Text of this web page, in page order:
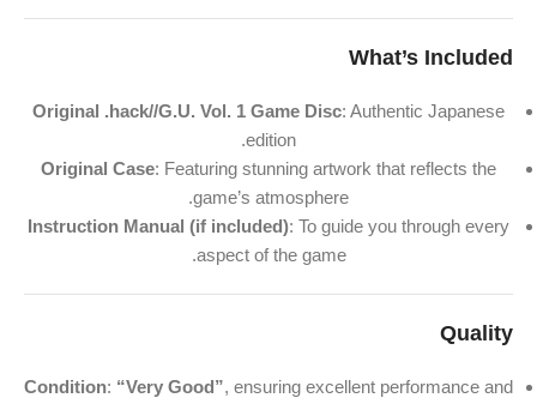
What’s Included
Original .hack//G.U. Vol. 1 Game Disc: Authentic Japanese
edition.
Original Case: Featuring stunning artwork that reflects the
game’s atmosphere.
Instruction Manual (if included): To guide you through every
aspect of the game.
Quality
Condition: “Very Good”, ensuring excellent performance and